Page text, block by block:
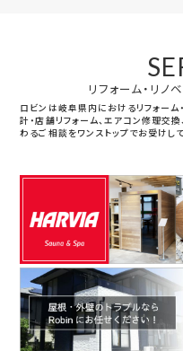
リフォーム・リノ
ロビンは岐阜県内におけるリフォーム
計・店舗リフォーム、エアコン修理交
わるご相談をワンストップでお受けして